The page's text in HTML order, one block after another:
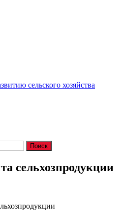
Поиск
сельхозпродукции